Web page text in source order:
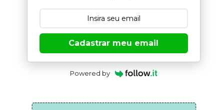
Cadastrar meu email
Powered by